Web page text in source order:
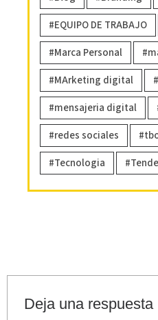
EQUIPO DE TRABAJO
Marca Personal
MArketing digital
mensajeria digital
redes sociales
Tecnologia
Deja una respuesta